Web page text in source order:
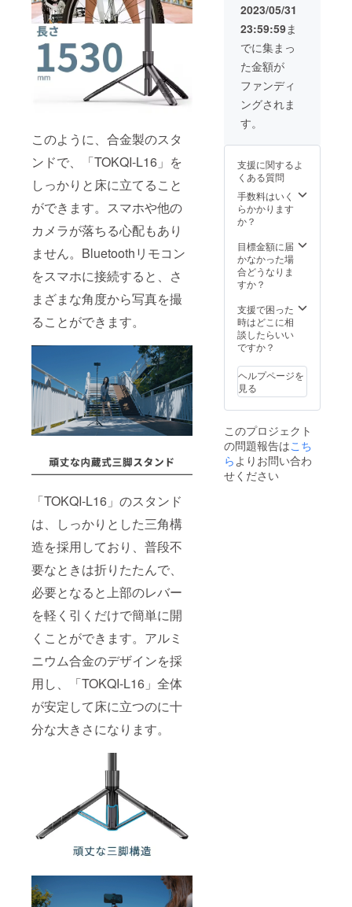
このように、合金製のスタ
ンドで、「TOKQI-L16」を
しっかりと床に立てること
ができます。スマホや他の
カメラが落ちる心配もあり
ません。Bluetoothリモコン
をスマホに接続すると、さ
まざまな角度から写真を撮
ることができます。
「TOKQI-L16」のスタンド
は、しっかりとした三角構
造を採用しており、普段不
要なときは折りたたんで、
必要となると上部のレバー
を軽く引くだけで簡単に開
くことができます。アルミ
ニウム合金のデザインを採
用し、「TOKQI-L16」全体
が安定して床に立つのに十
分な大きさになります。
2023/05/31
23:59:59ま
でに集まっ
た金額が
ファンディ
ングされま
す。
支援に関するよ
くある質問
手数料はいく
らかかります
か？
目標金額に届
かなかった場
合どうなりま
すか？
支援で困った
時はどこに相
談したらいい
ですか？
ヘルプページを
見る
このプロジェクト
の問題報告はこち
ら よりお問い合わ
せください